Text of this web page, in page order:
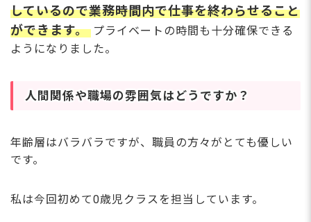
しているので業務時間内で仕事を終わらせること
ができます。 プライベートの時間も十分確保できる
ようになりました。
人間関係や職場の雰囲気はどうですか？
年齢層はバラバラですが、職員の方々がとても優しい
です。
私は今回初めて0歳児クラスを担当しています。